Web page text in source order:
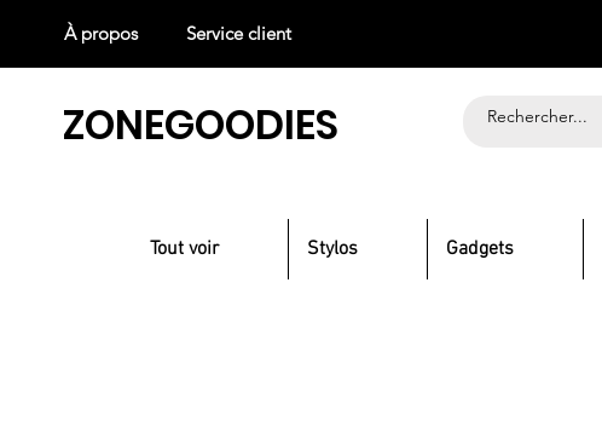
À propos Service client
ZONEGOODIES
Tout voir Stylos Gadgets